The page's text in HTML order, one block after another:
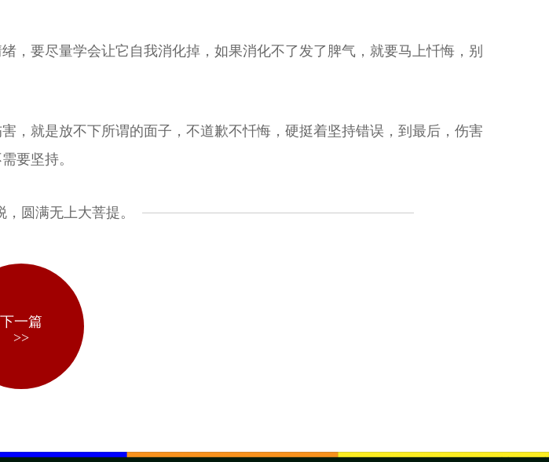
，要尽量学会让它自我消化掉，如果消化不了发了脾气，就要马上忏悔，别
，就是放不下所谓的面子，不道歉不忏悔，硬挺着坚持错误，到最后，伤害
要坚持。
圆满无上大菩提。
下一篇
>>